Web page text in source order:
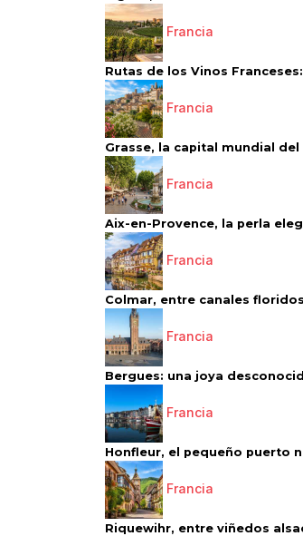
Francia
Rutas de los Vinos
Francia
Grasse, la capital mundial
Francia
Aix-en-Provence, la perla
Francia
Colmar, entre canales
Francia
Bergues: una joya
Francia
Honfleur, el pequeño puerto
Francia
Riquewihr, entre viñedos